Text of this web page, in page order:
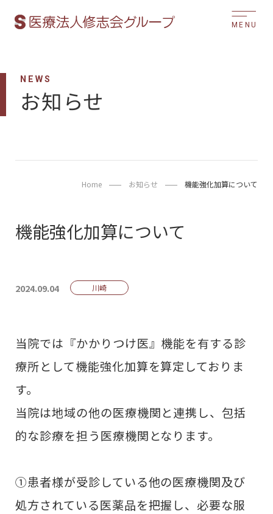
MENU
NEWS
お知らせ
Home お知らせ 機能強化加算について
機能強化加算について
2024.09.04 川崎
当院では『かかりつけ医』機能を有する診
療所として機能強化加算を算定しておりま
す。​
当院は地域の他の医療機関と連携し、包括
的な診療を担う医療機関となります。
​①患者様が受診している他の医療機関及び
処方されている医薬品を把握し、必要な服